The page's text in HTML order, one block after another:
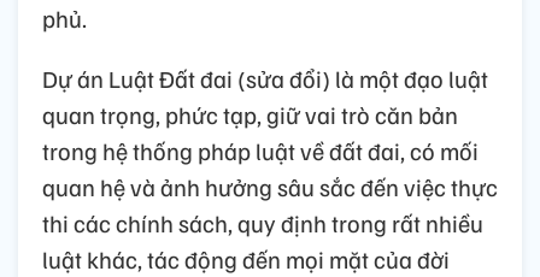
phủ.
Dự án Luật Đất đai (sửa đổi) là một đạo luật
quan trọng, phức tạp, giữ vai trò căn bản
trong hệ thống pháp luật về đất đai, có mối
quan hệ và ảnh hưởng sâu sắc đến việc thực
thi các chính sách, quy định trong rất nhiều
luật khác, tác động đến mọi mặt của đời